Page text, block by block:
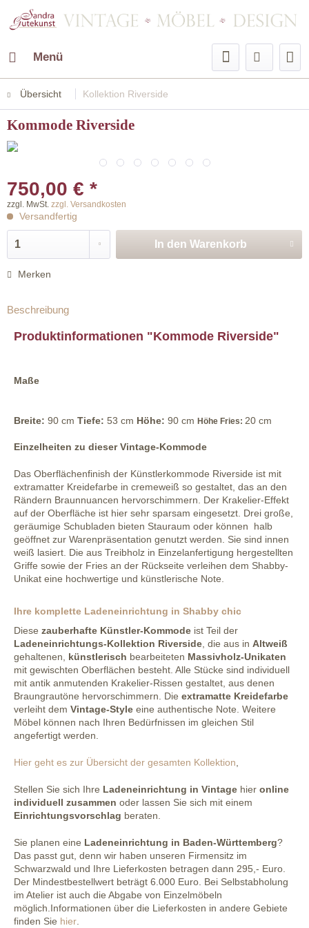
Menü
Übersicht Kollektion Riverside
Kommode Riverside
750,00 € *
zzgl. MwSt. zzgl. Versandkosten
Versandfertig
In den Warenkorb
Merken
Beschreibung
Produktinformationen "Kommode Riverside"
Maße
Breite: 90 cm Tiefe: 53 cm Höhe: 90 cm Höhe Fries: 20 cm
Einzelheiten zu dieser Vintage-Kommode
Das Oberflächenfinish der Künstlerkommode Riverside ist mit
extramatter Kreidefarbe in cremeweiß so gestaltet, das an den
Rändern Braunnuancen hervorschimmern. Der Krakelier-Effekt
auf der Oberfläche ist hier sehr sparsam eingesetzt. Drei große,
geräumige Schubladen bieten Stauraum oder können halb
geöffnet zur Warenpräsentation genutzt werden. Sie sind innen
weiß lasiert. Die aus Treibholz in Einzelanfertigung hergestellten
Griffe sowie der Fries an der Rückseite verleihen dem Shabby-
Unikat eine hochwertige und künstlerische Note.
Ihre komplette Ladeneinrichtung in Shabby chic
Diese zauberhafte Künstler-Kommode ist Teil der
Ladeneinrichtungs-Kollektion Riverside , die aus in Altweiß
gehaltenen, künstlerisch bearbeiteten Massivholz-Unikaten
mit gewischten Oberflächen besteht. Alle Stücke sind individuell
mit antik anmutenden Krakelier-Rissen gestaltet, aus denen
Braungrautöne hervorschimmern. Die extramatte Kreidefarbe
verleiht dem Vintage-Style eine authentische Note. Weitere
Möbel können nach Ihren Bedürfnissen im gleichen Stil
angefertigt werden.
Hier geht es zur Übersicht der gesamten Kollektion
Stellen Sie sich Ihre Ladeneinrichtung in Vintage hier online
individuell zusammen oder lassen Sie sich mit einem
Einrichtungsvorschlag beraten.
Sie planen eine Ladeneinrichtung in Baden-Württemberg?
Das passt gut, denn wir haben unseren Firmensitz im
Schwarzwald und Ihre Lieferkosten betragen dann 295,- Euro.
Der Mindestbestellwert beträgt 6.000 Euro. Bei Selbstabholung
im Atelier ist auch die Abgabe von Einzelmöbeln
möglich. Informationen über die Lieferkosten in andere Gebiete
finden Sie hier